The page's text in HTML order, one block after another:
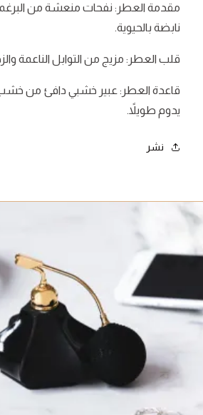
مقدمة العطر: نفحات منعشة من
نابضة بالحيوية.
قلب العطر: مزيج من التوابل الناعمة
قاعدة العطر: عبير خشبي دافئ من خشب
يدوم طويلاً.
نشر